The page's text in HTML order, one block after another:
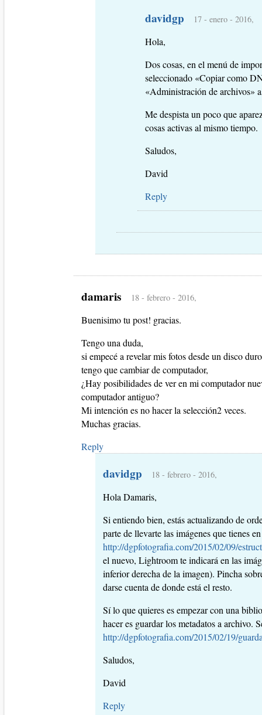
davidgp 17 - enero - 2016,
Hola,
Dos cosas, en el menú de
seleccionado «Copiar como
«Administración de archivos»
Me despista un poco que
cosas activas al mismo tiempo.
Saludos,
David
Reply
damaris 18 - febrero - 2016,
Buenisimo tu post! gracias.
Tengo una duda,
si empecé a revelar mis fotos desde un disco
tengo que cambiar de computador,
¿Hay posibilidades de ver en mi computador
computador antiguo?
Mi intención es no hacer la selección2 veces.
Muchas gracias.
Reply
davidgp 18 - febrero - 2016,
Hola Damaris,
Si entiendo bien, estás actualizando de
parte de llevarte las imágenes que tienes
http://dgpfotografia.com/2015/02/09/
el nuevo, Lightroom te indicará en las
inferior derecha de la imagen). Pincha
darse cuenta de donde está el resto.
Sí lo que quieres es empezar con una
hacer es guardar los metadatos a archivo.
http://dgpfotografia.com/2015/02/19/
Saludos,
David
Reply